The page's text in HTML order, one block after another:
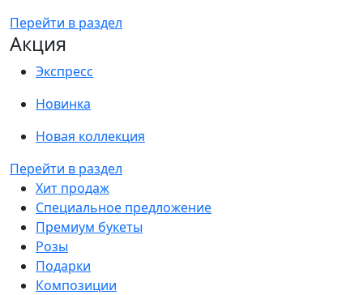
Перейти в раздел
Акция
Экспресс
Новинка
Новая коллекция
Перейти в раздел
Хит продаж
Специальное предложение
Премиум букеты
Розы
Подарки
Композиции